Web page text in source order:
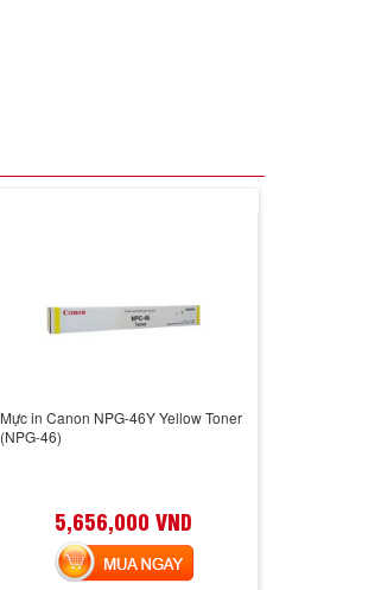
Mực in Canon NPG-46Y Yellow Toner
(NPG-46)
5,656,000 VND
MUA NGAY